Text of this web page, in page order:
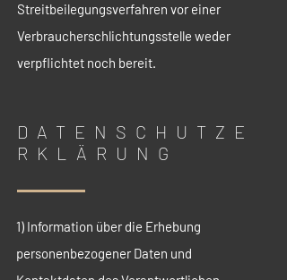
Streitbeilegungsverfahren vor einer
Verbraucherschlichtungsstelle weder
verpflichtet noch bereit.
DATENSCHUTZE
RKLÄRUNG
1) Information über die Erhebung
personenbezogener Daten und